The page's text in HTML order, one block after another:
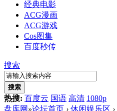
经典电影
ACG漫画
ACG游戏
Cos图集
百度秒传
搜索
搜索
热搜: 百度云 国语 高清 1080p
盘库网 »论坛首页 › 休闲娱乐区 ›